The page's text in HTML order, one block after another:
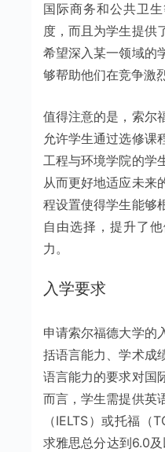
国际商务和公共卫
度，而且为学生提供
希望深入某一领域的
够帮助他们在竞争激
值得注意的是，索尔
允许学生通过选修课
工程与环境学院的学
从而更好地适应未来
程设置使得学生能够
自由选择，提升了
力。
入学要求
申请索尔福德大学的
括语言能力、学术成
语言能力的要求对国
而言，学生需提供英
（IELTS）或托福（
求雅思总分达到6.0